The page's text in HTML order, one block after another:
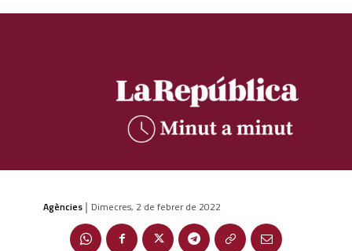
Agències | Dimecres, 2 de febrer de 2022